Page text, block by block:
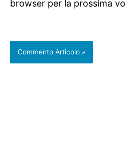
browser per la prossima